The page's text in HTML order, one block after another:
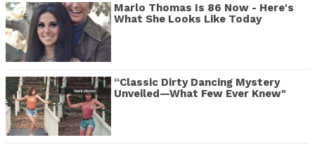
Marlo Thomas Is 86 Now - Here's
What She Looks Like Today
“Classic Dirty Dancing Mystery
Unveiled—What Few Ever Knew"